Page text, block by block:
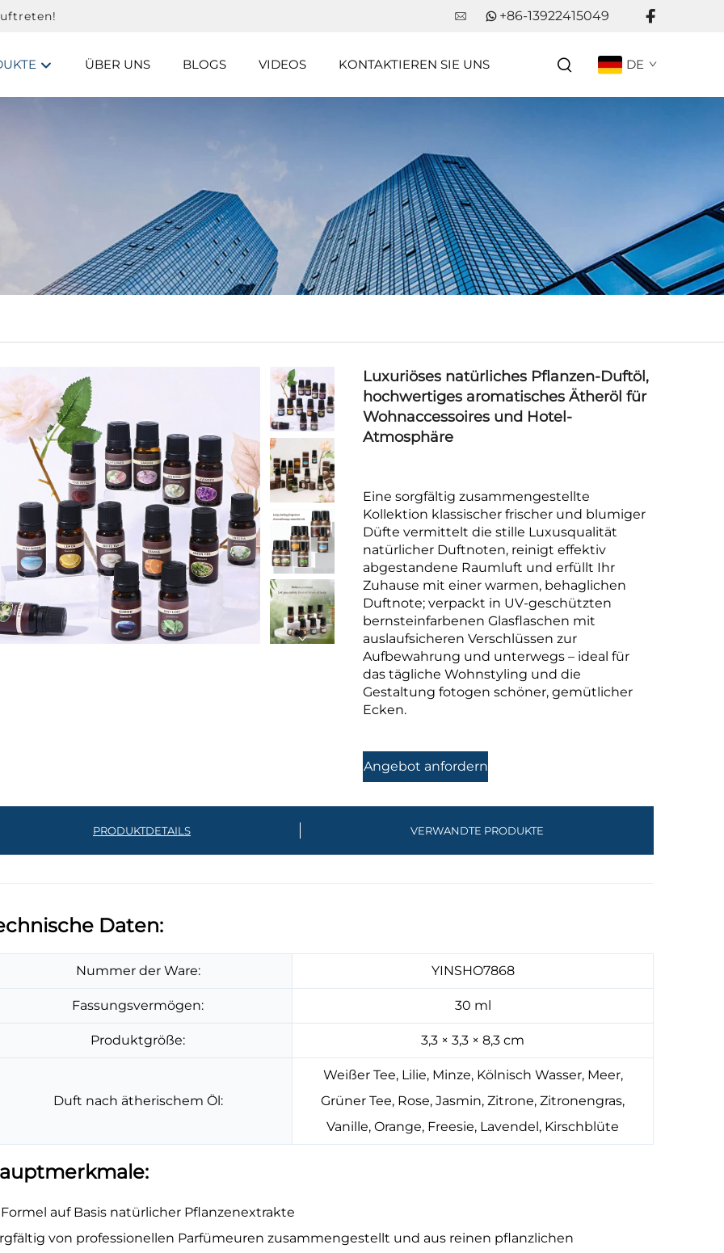
+86-13922415049
ÜBER UNS BLOGS VIDEOS KONTAKTIEREN SIE UNS DE
Luxuriöses natürliches Pflanzen-Duftöl,
hochwertiges aromatisches Ätheröl für
Wohnaccessoires und Hotel-
Atmosphäre
Eine sorgfältig zusammengestellte
Kollektion klassischer frischer und blumiger
Düfte vermittelt die stille Luxusqualität
natürlicher Duftnoten, reinigt effektiv
abgestandene Raumluft und erfüllt Ihr
Zuhause mit einer warmen, behaglichen
Duftnote; verpackt in UV-geschützten
bernsteinfarbenen Glasflaschen mit
auslaufsicheren Verschlüssen zur
Aufbewahrung und unterwegs – ideal für
das tägliche Wohnstyling und die
Gestaltung fotogen schöner, gemütlicher
Ecken.
Angebot anfordern
PRODUKTDETAILS VERWANDTE PRODUKTE
Daten:
Nummer der Ware: YINSHO7868
Fassungsvermögen: 30 ml
Produktgröße: 3,3 × 3,3 × 8,3 cm
Duft nach ätherischem Öl:
Weißer Tee, Lilie, Minze, Kölnisch Wasser, Meer,
Grüner Tee, Rose, Jasmin, Zitrone, Zitronengras,
Vanille, Orange, Freesie, Lavendel, Kirschblüte
Formel auf Basis natürlicher Pflanzenextrakte
von professionellen Parfümeuren zusammengestellt und aus reinen pflanzlichen